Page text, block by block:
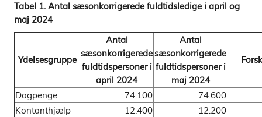
Tabel 1. Antal sæsonkorrigerede fuldtidsledige i april og
maj 2024
Ydelsesgruppe
Antal
sæsonkorrigerede
fuldtidspersoner i
april 2024
Antal
sæsonkorrigerede
fuldtidspersoner i
maj 2024
Dagpenge 74.100
74.600
Kontanthjælp
12.400
12.200